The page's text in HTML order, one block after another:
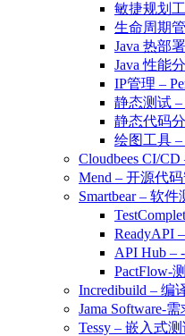
敏捷规划工
生命周期
Java 热部
Java 性能
IP管理 –
静态测试 –
静态代码
绘图工具 –
Cloudbees CI/
Mend – 开源代
Smartbear – 软
ReadyAPI
API Hub –
PactFlow-
Incredibuild – 编
Jama Software-
Tessy – 嵌入式